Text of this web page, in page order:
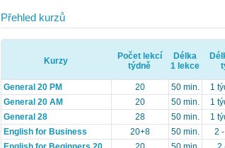
Přehled kurzů
Kurzy
Počet lekcí
týdně
Délka
1 lekce
General 20 PM
20 50 min. 1
General 20 AM
20 50 min. 1
General 28
28 50 min. 1
English for Business
20+8 50 min. 2